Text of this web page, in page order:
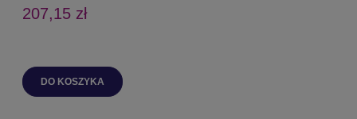
207,15 zł
DO KOSZYKA